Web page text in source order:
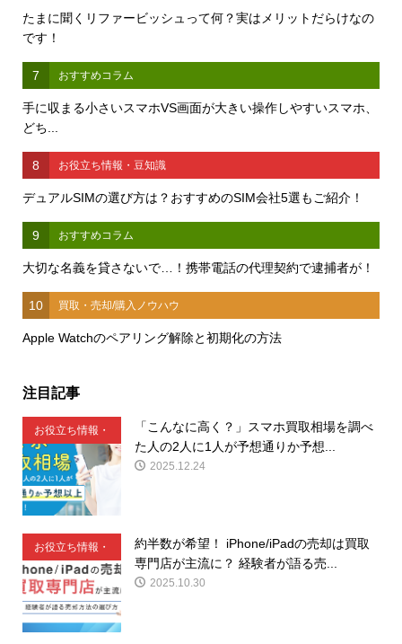
たまに聞くリファービッシュって何？実はメリットだらけなの
です！
7 おすすめコラム
手に収まる小さいスマホVS画面が大きい操作しやすいスマホ、
どち...
8 お役立ち情報・豆知識
デュアルSIMの選び方は？おすすめのSIM会社5選もご紹介！
9 おすすめコラム
大切な名義を貸さないで…！携帯電話の代理契約で逮捕者が！
10 買取・売却/購入ノウハウ
Apple Watchのペアリング解除と初期化の方法
注目記事
お役立ち情報・
豆知識
「こんなに高く？」スマホ買取相場を調べ
た人の2人に1人が予想通りか予想...
2025.12.24
お役立ち情報・
豆知識
約半数が希望！ iPhone/iPadの売却は買取
専門店が主流に？ 経験者が語る売...
2025.10.30